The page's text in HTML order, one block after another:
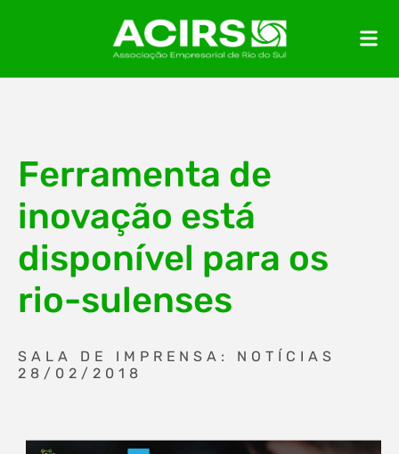
Ferramenta de
inovação está
disponível para os
rio-sulenses
SALA DE IMPRENSA: NOTÍCIAS
28/02/2018